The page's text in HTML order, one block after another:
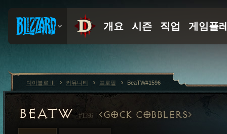
BEATW#1596 GOCK COBBLERS
디아블로 III 커뮤니티 프로필 BeaTW#1596